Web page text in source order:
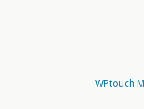
WPtouch